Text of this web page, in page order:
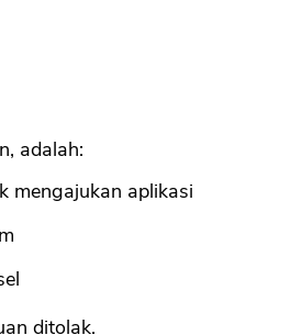
adalah:
mengajukan aplikasi
ditolak.